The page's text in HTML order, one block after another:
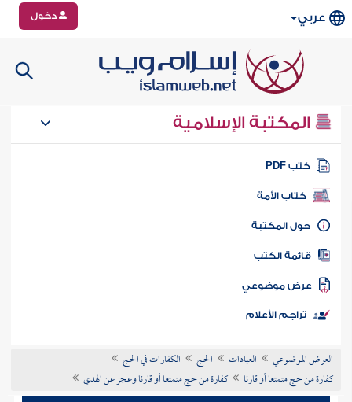
عربي دخول
المكتبة الإسلامية
كتب PDF
كتاب الأمة
المكتبة
الكتب
موضوعي
تراجم الأعلام
العرض الموضوعي العبادات الحج
الكفارات في الحج
كفارة من حج متمتعا أو قارنا
كفارة من حج متمتعا أو قارنا وعجز عن الهدي